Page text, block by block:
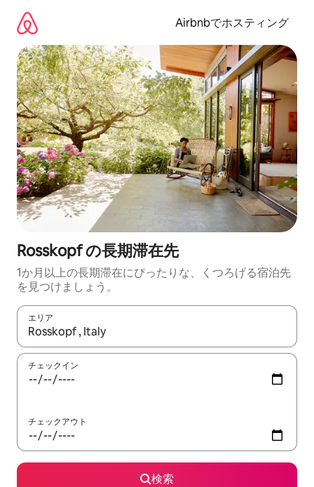
Airbnbでホスティング
Rosskopf の長期滞在先
1か月以上の長期滞在にぴったりな、くつろげる宿泊先
を見つけましょう。
エリア
検索結果が表示されたら、上下の矢印キーを使って移動するか
チェックイン
チェックアウト
検索